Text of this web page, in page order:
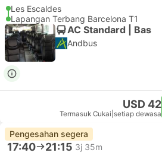
Les Escaldes
Lapangan Terbang Barcelona T1
AC Standard | Bas
Andbus
USD 42
Termasuk Cukai setiap dewasa
Pengesahan segera
17:40 21:15 3j 35m